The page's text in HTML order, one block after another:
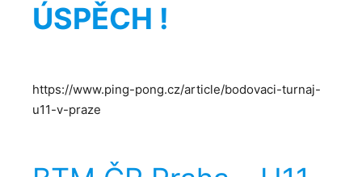
ÚSPĚCH !
https://www.ping-pong.cz/article/bodovaci-turnaj-
u11-v-praze